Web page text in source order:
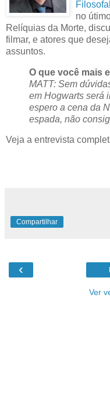
Filosofal
no
Relíquias da Morte,
filmar, e atores que
assuntos.
O que você mais
MATT: Sem
em Hogwarts será
espero a cena da
espada, não
Veja a entrevista
Compartilhar
‹
Ver